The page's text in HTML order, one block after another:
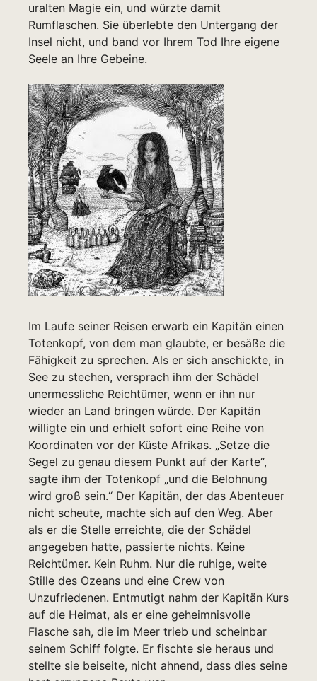
uralten Magie ein, und würzte damit
Rumflaschen. Sie überlebte den Untergang der
Insel nicht, und band vor Ihrem Tod Ihre eigene
Seele an Ihre Gebeine.
Im Laufe seiner Reisen erwarb ein Kapitän einen
Totenkopf, von dem man glaubte, er besäße die
Fähigkeit zu sprechen. Als er sich anschickte, in
See zu stechen, versprach ihm der Schädel
unermessliche Reichtümer, wenn er ihn nur
wieder an Land bringen würde. Der Kapitän
willigte ein und erhielt sofort eine Reihe von
Koordinaten vor der Küste Afrikas. „Setze die
Segel zu genau diesem Punkt auf der Karte“,
sagte ihm der Totenkopf „und die Belohnung
wird groß sein.“ Der Kapitän, der das Abenteuer
nicht scheute, machte sich auf den Weg. Aber
als er die Stelle erreichte, die der Schädel
angegeben hatte, passierte nichts. Keine
Reichtümer. Kein Ruhm. Nur die ruhige, weite
Stille des Ozeans und eine Crew von
Unzufriedenen. Entmutigt nahm der Kapitän Kurs
auf die Heimat, als er eine geheimnisvolle
Flasche sah, die im Meer trieb und scheinbar
seinem Schiff folgte. Er fischte sie heraus und
stellte sie beiseite, nicht ahnend, dass dies seine